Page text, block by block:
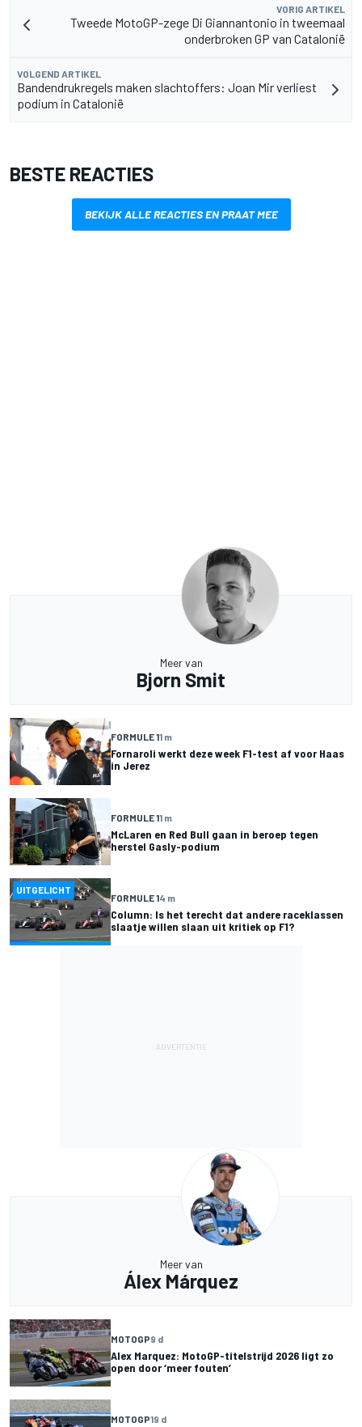
VORIG ARTIKEL
Tweede MotoGP-zege Di Giannantonio in tweemaal
onderbroken GP van Catalonië
VOLGEND ARTIKEL
Bandendrukregels maken slachtoffers: Joan Mir verliest
podium in Catalonië
BESTE REACTIES
BEKIJK ALLE REACTIES EN PRAAT MEE
Meer van
Bjorn Smit
FORMULE 11 m
Fornaroli werkt deze week F1-test af voor Haas
in Jerez
FORMULE 11 m
McLaren en Red Bull gaan in beroep tegen
herstel Gasly-podium
UITGELICHT
FORMULE 14 m
Column: Is het terecht dat andere raceklassen
slaatje willen slaan uit kritiek op F1?
Meer van
Álex Márquez
MOTOGP9 d
Alex Marquez: MotoGP-titelstrijd 2026 ligt zo
open door ‘meer fouten’
MOTOGP19 d